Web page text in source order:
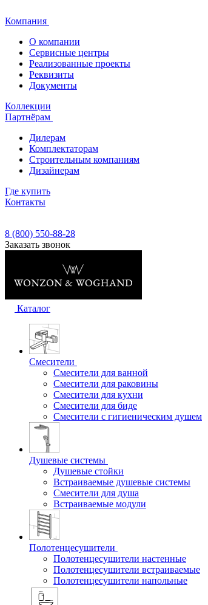
Компания
О компании
Сервисные центры
Реализованные проекты
Реквизиты
Документы
Коллекции
Партнёрам
Дилерам
Комплектаторам
Строительным компаниям
Дизайнерам
Где купить
Контакты
8 (800) 550-88-28
Заказать звонок
Каталог
Смесители
Смесители для ванной
Смесители для раковины
Смесители для кухни
Смесители для биде
Смесители с гигиеническим душем
Душевые системы
Душевые стойки
Встраиваемые душевые системы
Смесители для душа
Встраиваемые модули
Полотенцесушители
Полотенцесушители настенные
Полотенцесушители встраиваемые
Полотенцесушители напольные